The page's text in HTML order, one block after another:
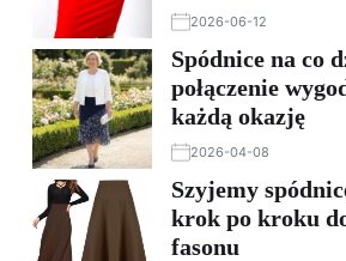
2026-06-12
Spódnice na co
połączenie
każdą okazję
2026-04-08
Szyjemy
krok po kroku
fasonu